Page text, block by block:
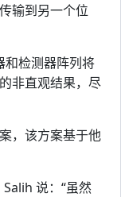
输到另一个位
和检测器阵列将
非直观结果，尽
，该方案基于他
说：“虽然